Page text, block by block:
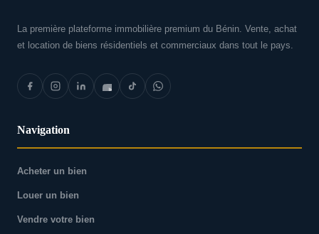
La première plateforme immobilière premium du Bénin. Vente, achat
et location de biens résidentiels et commerciaux dans tout le pays.
Navigation
Acheter un bien
Louer un bien
Vendre votre bien